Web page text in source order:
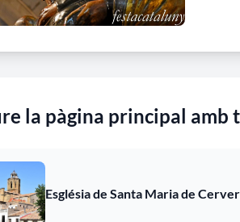
la pàgina principal amb
Església de Santa Maria de